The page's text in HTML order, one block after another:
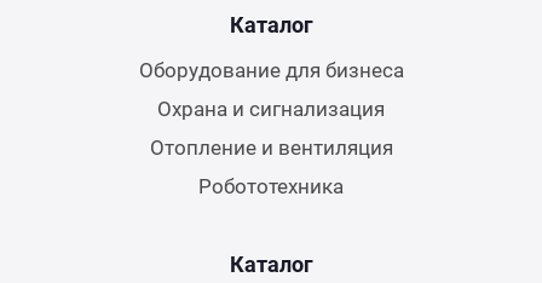
Каталог
Оборудование для бизнеса
Охрана и сигнализация
Отопление и вентиляция
Робототехника
Каталог